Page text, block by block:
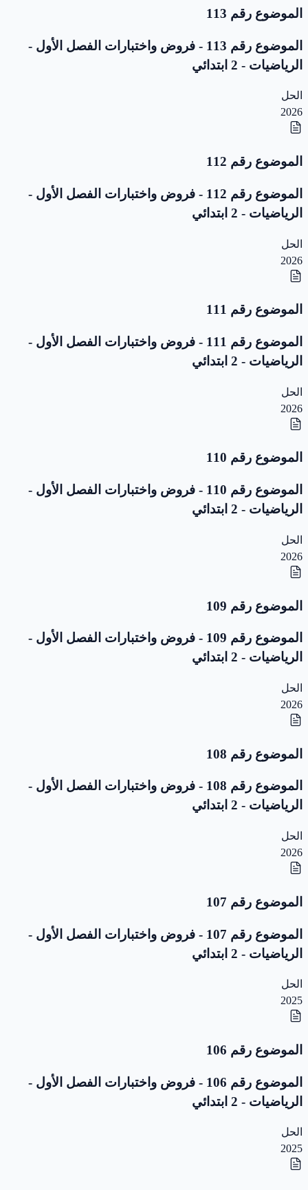
الموضوع رقم 113
الموضوع رقم 113 - فروض واختبارات الفصل الأول -
الرياضيات - 2 ابتدائي
الحل
2026
الموضوع رقم 112
الموضوع رقم 112 - فروض واختبارات الفصل الأول -
الرياضيات - 2 ابتدائي
الحل
2026
الموضوع رقم 111
الموضوع رقم 111 - فروض واختبارات الفصل الأول -
الرياضيات - 2 ابتدائي
الحل
2026
الموضوع رقم 110
الموضوع رقم 110 - فروض واختبارات الفصل الأول -
الرياضيات - 2 ابتدائي
الحل
2026
الموضوع رقم 109
الموضوع رقم 109 - فروض واختبارات الفصل الأول -
الرياضيات - 2 ابتدائي
الحل
2026
الموضوع رقم 108
الموضوع رقم 108 - فروض واختبارات الفصل الأول -
الرياضيات - 2 ابتدائي
الحل
2026
الموضوع رقم 107
الموضوع رقم 107 - فروض واختبارات الفصل الأول -
الرياضيات - 2 ابتدائي
الحل
2025
الموضوع رقم 106
الموضوع رقم 106 - فروض واختبارات الفصل الأول -
الرياضيات - 2 ابتدائي
الحل
2025